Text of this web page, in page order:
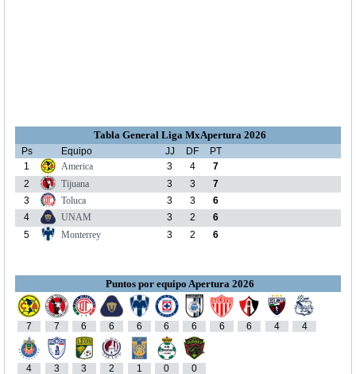
Tabla General Liga MxApertura 2026
Ps Equipo JJ DF
PT
1
America 3 4
7
2
Tijuana 3 3
7
3
Toluca 3 3
6
4
UNAM 3 2
6
5
Monterrey 3 2 6
Puntos por equipo Apertura 2026
7 7 6 6 6 6 6 6 6 4 4
4 3 3 2 1 0 0